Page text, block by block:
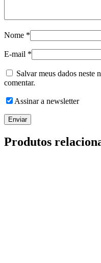
Nome *
E-mail *
Salvar meus dados neste
comentar.
Assinar a newsletter
Produtos